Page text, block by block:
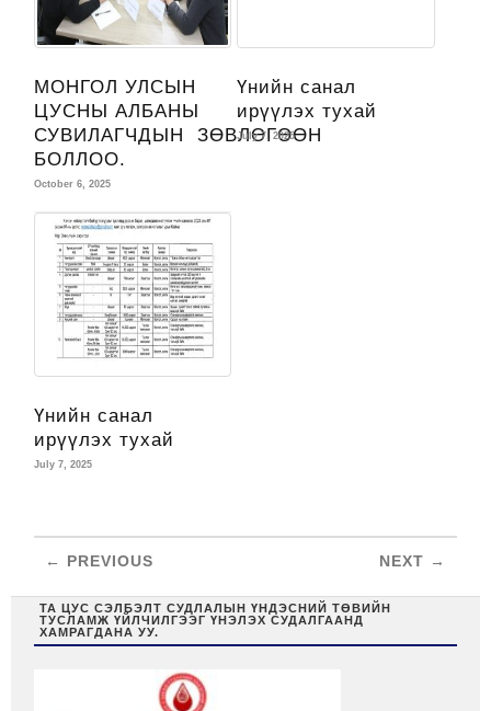
МОНГОЛ УЛСЫН
ЦУСНЫ АЛБАНЫ
СУВИЛАГЧДЫН ЗӨВЛӨГӨӨН
БОЛЛОО.
October 6, 2025
Үнийн санал
ирүүлэх тухай
July 7, 2025
Үнийн санал
ирүүлэх тухай
July 7, 2025
← PREVIOUS NEXT →
ТА ЦУС СЭЛБЭЛТ СУДЛАЛЫН ҮНДЭСНИЙ ТӨВИЙН
ТУСЛАМЖ ҮЙЛЧИЛГЭЭГ ҮНЭЛЭХ СУДАЛГААНД
ХАМРАГДАНА УУ.